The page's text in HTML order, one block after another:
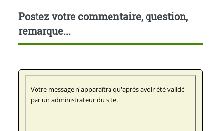
Postez votre commentaire, question,
remarque...
Votre message n'apparaîtra qu'après avoir été validé
par un administrateur du site.